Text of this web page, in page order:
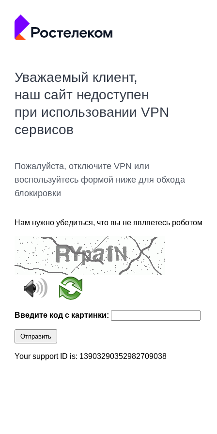
Уважаемый клиент,
наш сайт недоступен
при использовании VPN
сервисов
Пожалуйста, отключите VPN или
воспользуйтесь формой ниже для обхода
блокировки
Нам нужно убедиться, что вы не являетесь роботом
Введите код с картинки:
Отправить
Your support ID is: 13903290352982709038